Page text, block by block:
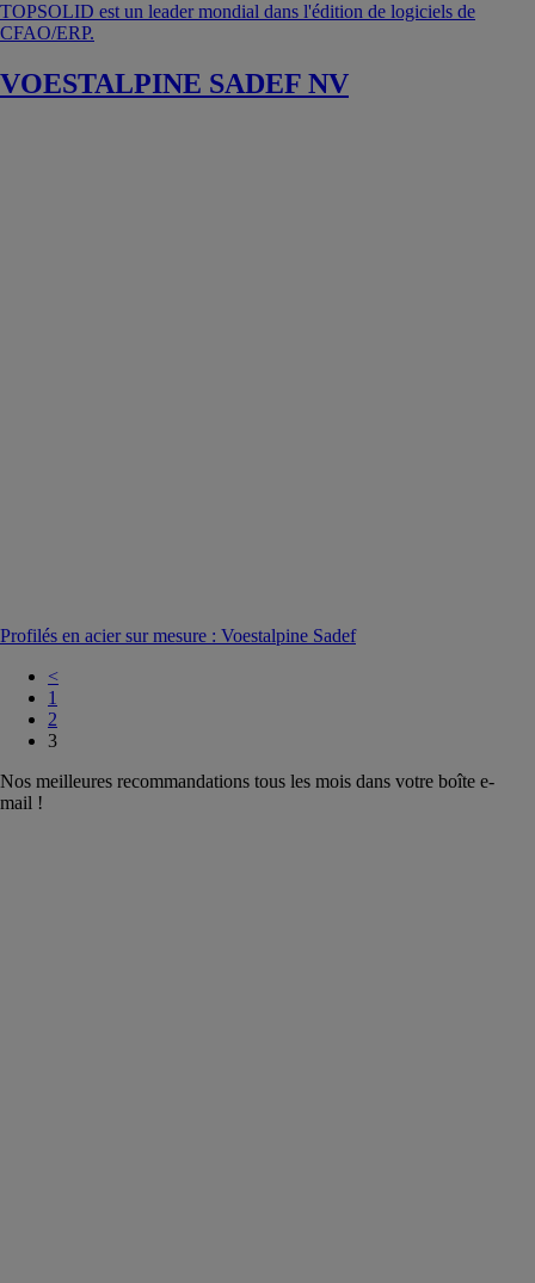
TOPSOLID est un leader mondial dans l'édition de logiciels de
CFAO/ERP.
VOESTALPINE SADEF NV
Profilés en acier sur mesure : Voestalpine Sadef
<
1
2
3
Nos meilleures recommandations tous les mois dans votre boîte e-
mail !